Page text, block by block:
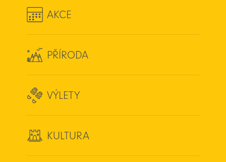
AKCE
PŘÍRODA
VÝLETY
KULTURA